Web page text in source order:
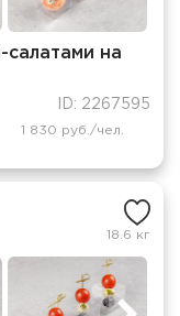
на
ID: 2267595
1 830 руб./чел.
18.6 кг